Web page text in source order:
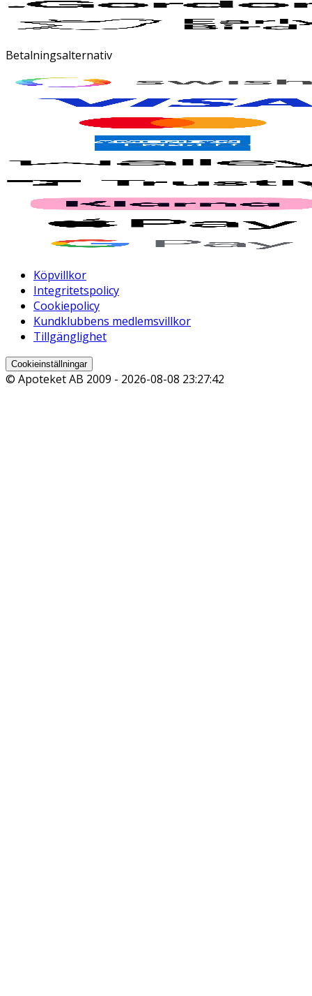
Betalningsalternativ
Köpvillkor
Integritetspolicy
Cookiepolicy
Kundklubbens medlemsvillkor
Tillgänglighet
Cookieinställningar
© Apoteket AB 2009 - 2026-08-08 23:27:42